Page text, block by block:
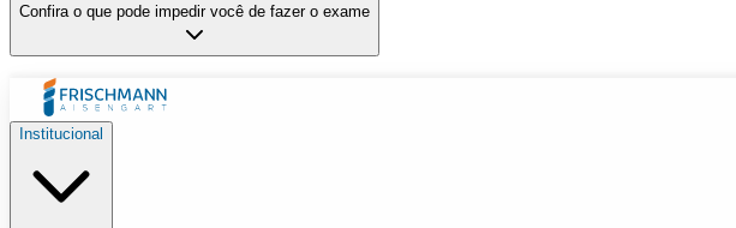
Confira o que pode impedir você de fazer o exame
Institucional